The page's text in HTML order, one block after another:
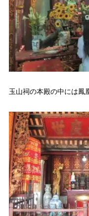
玉山祠の本殿の中には鳳